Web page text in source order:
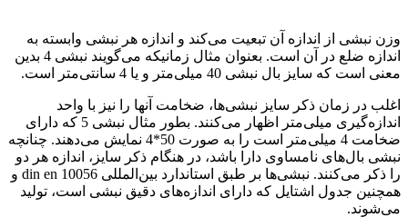
وزن نبشی از اندازه آن تبعیت می‌کند و اندازه هر نبشی وابسته به
اندازه ضلع در آن است. بعنوان مثال زمانیکه می‌گویند نبشی 4 بدین
معنی است که سایز بال نبشی 40 میلی‌متر و یا 4 سانتی‌متر است.
اغلب در زمان ذکر سایز نبشی‌ها، ضخامت آنها را نیز با واحد
اندازه‌گیری میلی‌متر اظهار می‌کنند. بطور مثال نبشی 5 که دارای
ضخامت 4 میلی‌متر است را به صورت 50*4 نمایش می‌دهند. چنانچه
نبشی بال‌های نامساوی دارا باشد، در هنگام ذکر سایز، اندازه هر دو
را ذکر می‌کنند. نبشی‌ها بر طبق استاندارد بین‌المللی din en 10056 و
همچنین جدول اشتایل که دارای اندازه‌های دقیق نبشی است، تولید
می‌شوند.